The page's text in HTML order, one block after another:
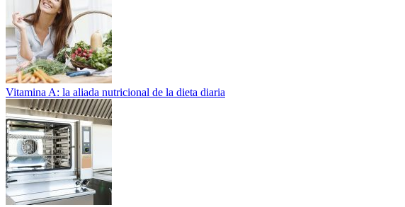
Vitamina A: la aliada nutricional de la dieta diaria